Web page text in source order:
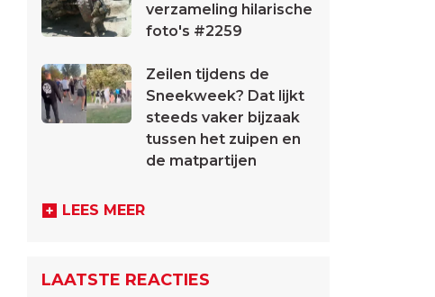
verzameling hilarische
foto's #2259
Zeilen tijdens de
Sneekweek? Dat lijkt
steeds vaker bijzaak
tussen het zuipen en
de matpartijen
LEES MEER
LAATSTE REACTIES